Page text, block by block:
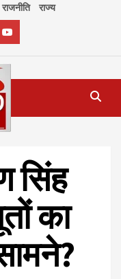
राजनीति राज्य
Youtube
सिंह
का